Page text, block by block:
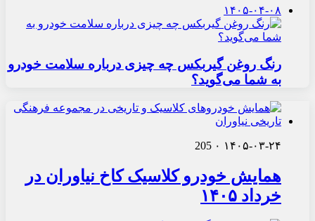
۱۴۰۵-۰۴-۰۸
رنگ روغن گیربکس چه چیزی درباره سلامت خودرو
به شما می‌گوید؟
۱۴۰۵-۰۳-۲۴ ۰ 205
همایش خودرو کلاسیک کاخ نیاوران در
خرداد ۱۴۰۵